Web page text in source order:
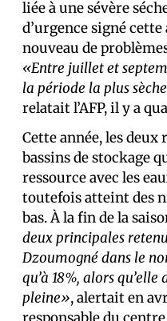
liée à une sévère
d’urgence signé
nouveau de
«Entre juillet et
la période la plus
relatait l’AFP, il y a
Cette année, les
bassins de stockage
ressource avec les
toutefois atteint des
bas. À la fin de la
deux principales
Dzoumogné dans le
qu’à 18%, alors
pleine», alertait en